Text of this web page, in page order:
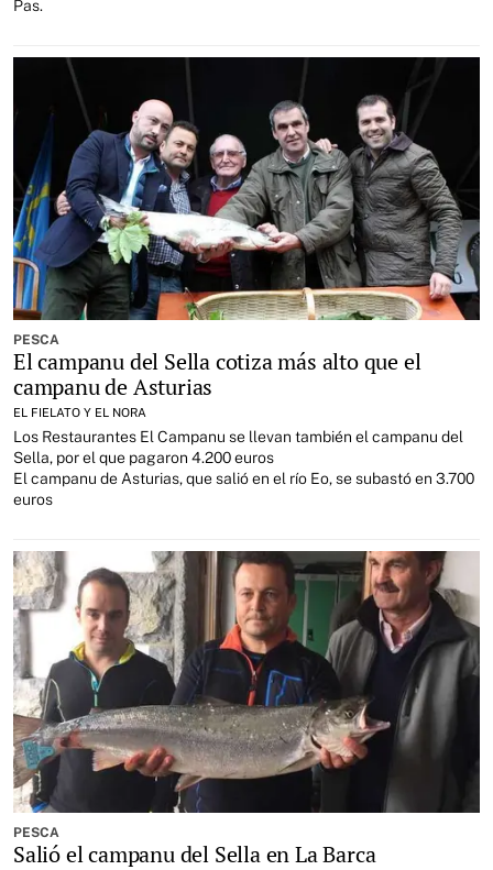
Pas.
PESCA
El campanu del Sella cotiza más alto que el
campanu de Asturias
EL FIELATO Y EL NORA
Los Restaurantes El Campanu se llevan también el campanu del
Sella, por el que pagaron 4.200 euros
El campanu de Asturias, que salió en el río Eo, se subastó en 3.700
euros
PESCA
Salió el campanu del Sella en La Barca